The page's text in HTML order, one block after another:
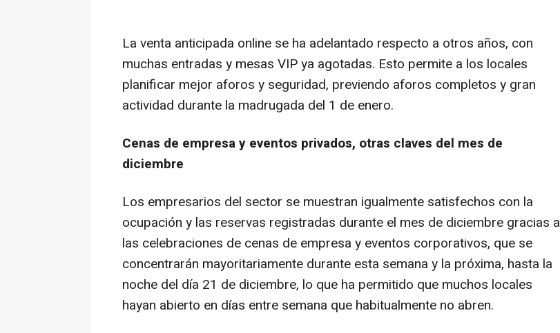
La venta anticipada online se ha adelantado respecto a otros años, con
muchas entradas y mesas VIP ya agotadas. Esto permite a los locales
planificar mejor aforos y seguridad, previendo aforos completos y gran
actividad durante la madrugada del 1 de enero.
Cenas de empresa y eventos privados, otras claves del mes de
diciembre
Los empresarios del sector se muestran igualmente satisfechos con la
ocupación y las reservas registradas durante el mes de diciembre gracias a
las celebraciones de cenas de empresa y eventos corporativos, que se
concentrarán mayoritariamente durante esta semana y la próxima, hasta la
noche del día 21 de diciembre, lo que ha permitido que muchos locales
hayan abierto en días entre semana que habitualmente no abren.